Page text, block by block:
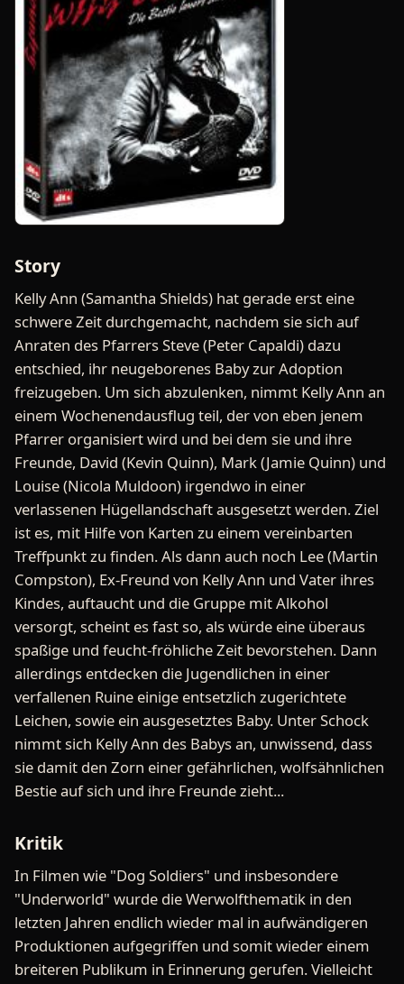
Story
Kelly Ann (Samantha Shields) hat gerade erst eine
schwere Zeit durchgemacht, nachdem sie sich auf
Anraten des Pfarrers Steve (Peter Capaldi) dazu
entschied, ihr neugeborenes Baby zur Adoption
freizugeben. Um sich abzulenken, nimmt Kelly Ann an
einem Wochenendausflug teil, der von eben jenem
Pfarrer organisiert wird und bei dem sie und ihre
Freunde, David (Kevin Quinn), Mark (Jamie Quinn) und
Louise (Nicola Muldoon) irgendwo in einer
verlassenen Hügellandschaft ausgesetzt werden. Ziel
ist es, mit Hilfe von Karten zu einem vereinbarten
Treffpunkt zu finden. Als dann auch noch Lee (Martin
Compston), Ex-Freund von Kelly Ann und Vater ihres
Kindes, auftaucht und die Gruppe mit Alkohol
versorgt, scheint es fast so, als würde eine überaus
spaßige und feucht-fröhliche Zeit bevorstehen. Dann
allerdings entdecken die Jugendlichen in einer
verfallenen Ruine einige entsetzlich zugerichtete
Leichen, sowie ein ausgesetztes Baby. Unter Schock
nimmt sich Kelly Ann des Babys an, unwissend, dass
sie damit den Zorn einer gefährlichen, wolfsähnlichen
Bestie auf sich und ihre Freunde zieht...
Kritik
In Filmen wie "Dog Soldiers" und insbesondere
"Underworld" wurde die Werwolfthematik in den
letzten Jahren endlich wieder mal in aufwändigeren
Produktionen aufgegriffen und somit wieder einem
breiteren Publikum in Erinnerung gerufen. Vielleicht